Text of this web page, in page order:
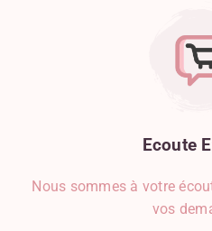
Ecoute
Nous sommes à votre
vos